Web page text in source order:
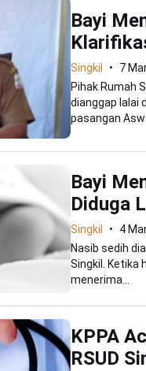
Bayi
Singkil
7
Pihak Rumah
dianggap lalai
pasangan
Bayi
Diduga
Singkil
4
Nasib sedih
Singkil. Ketika
menerima...
KPPA
RSUD